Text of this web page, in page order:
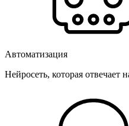
Автоматизация
Нейросеть, которая